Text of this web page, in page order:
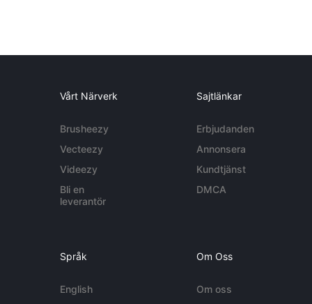
Vårt Närverk
Brusheezy
Vecteezy
Videezy
Bli en
leverantör
Sajtlänkar
Erbjudanden
Annonsera
Kundtjänst
DMCA
Språk
English
Om Oss
Om oss